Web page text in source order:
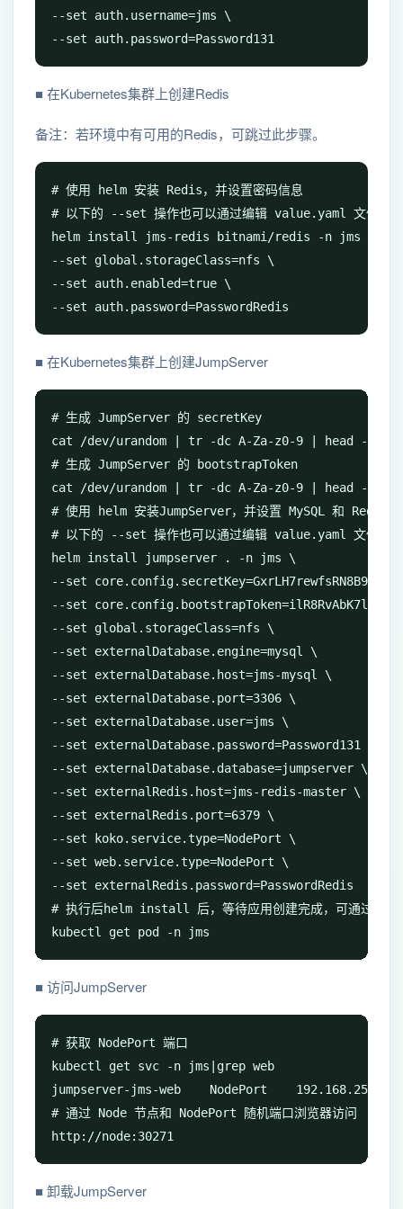
--set auth.username=jms \
--set auth.password=Password131
■ 在Kubernetes集群上创建Redis
备注：若环境中有可用的Redis，可跳过此步骤。
# 使用 helm 安装 Redis，并设置密码信息
# 以下的 --set 操作也可以通过编辑 value.yaml 文件来
helm install jms-redis bitnami/redis -n jms \
--set global.storageClass=nfs \
--set auth.enabled=true \
--set auth.password=PasswordRedis
■ 在Kubernetes集群上创建JumpServer
# 生成 JumpServer 的 secretKey
cat /dev/urandom | tr -dc A-Za-z0-9 | head -c 50
# 生成 JumpServer 的 bootstrapToken
cat /dev/urandom | tr -dc A-Za-z0-9 | head -c 16
# 使用 helm 安装JumpServer，并设置 MySQL 和 Redis
# 以下的 --set 操作也可以通过编辑 value.yaml 文件来
helm install jumpserver . -n jms \
--set
--set
--set global.storageClass=nfs \
--set externalDatabase.engine=mysql \
--set externalDatabase.host=jms-mysql \
--set externalDatabase.port=3306 \
--set externalDatabase.user=jms \
--set externalDatabase.password=Password131 \
--set externalDatabase.database=jumpserver \
--set externalRedis.host=jms-redis-master \
--set externalRedis.port=6379 \
--set koko.service.type=NodePort \
--set web.service.type=NodePort \
--set externalRedis.password=PasswordRedis
# 执行后helm install 后，等待应用创建完成，可通过
kubectl get pod -n jms
■ 访问JumpServer
# 获取 NodePort 端口
kubectl get svc -n jms|grep web
jumpserver-jms-web    NodePort
# 通过 Node 节点和 NodePort 随机端口浏览器访问
http://node:30271
■ 卸载JumpServer